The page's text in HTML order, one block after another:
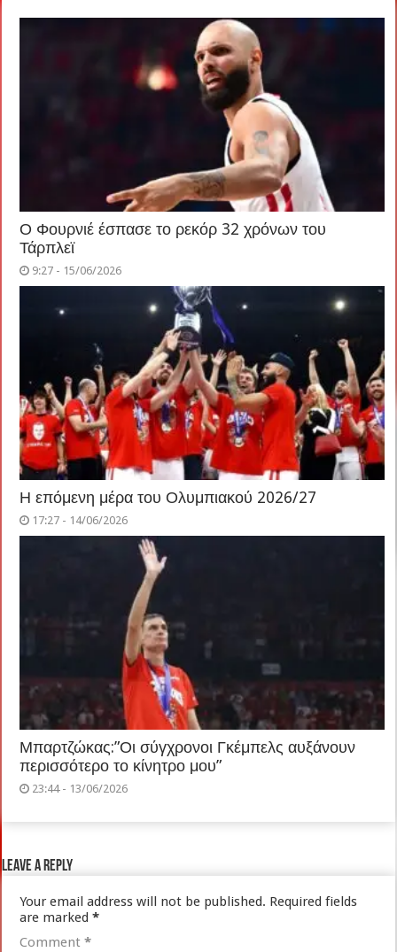
Ο Φουρνιέ έσπασε το ρεκόρ 32 χρόνων του
Τάρπλεϊ
9:27 - 15/06/2026
Η επόμενη μέρα του Ολυμπιακού 2026/27
17:27 - 14/06/2026
Μπαρτζώκας:”Οι σύγχρονοι Γκέμπελς αυξάνουν
περισσότερο το κίνητρο μου”
23:44 - 13/06/2026
Leave a Reply
Your email address will not be published. Required fields
are marked*
Comment*